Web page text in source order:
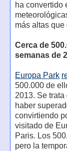
ha convertido
más altas
Cerca de
semanas de
Europa Park
500.000 de
2013. Se
haber
convirtiendo
visitado de
Paris. Los
pero la